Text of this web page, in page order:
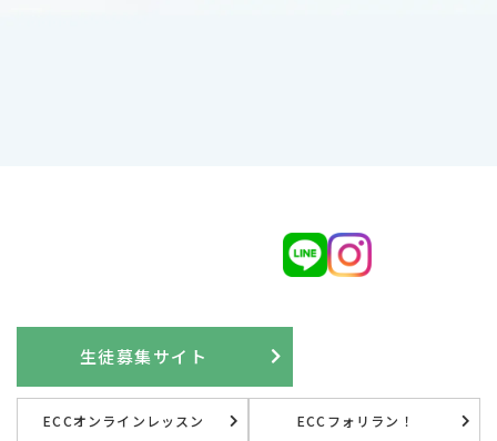
生徒募集サイト
ECCオンラインレッスン ECCフォリラン！